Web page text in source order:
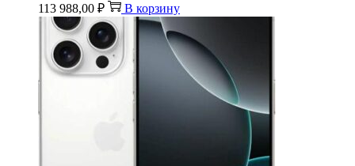
113 988,00 ₽ В корзину